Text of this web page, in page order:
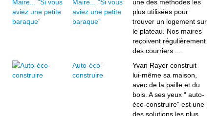
Maire... “Si vous
aviez une petite
baraque”
une des méthodes les
plus utilisées pour
trouver un logement sur
le plateau. Nos maires
reçoivent régulièrement
des courriers ...
Auto-éco-
construire
Yvan Rayer construit
lui-même sa maison,
avec de la paille et du
bois. A ses yeux “ auto-
éco-construire” est une
des solutions les plus